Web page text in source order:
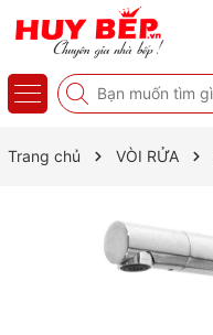
Trang chủ VÒI RỬA